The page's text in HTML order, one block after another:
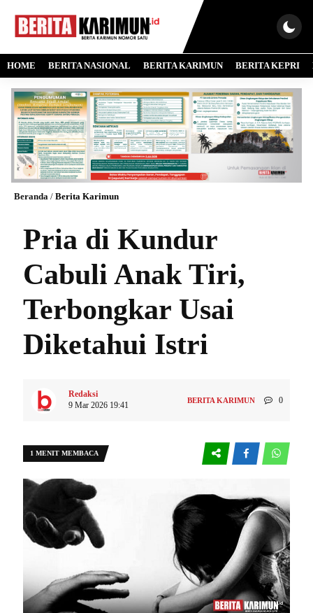
HOME BERITA NASIONAL BERITA KARIMUN BERITA KEPRI
Beranda / Berita Karimun
Pria di Kundur
Cabuli Anak Tiri,
Terbongkar Usai
Diketahui Istri
Redaksi
9 Mar 2026 19:41
BERITA KARIMUN 0
1 MENIT MEMBACA